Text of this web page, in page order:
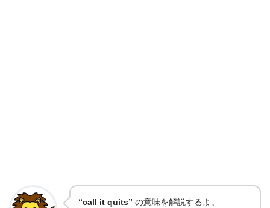
“call it quits” の意味を解説するよ。